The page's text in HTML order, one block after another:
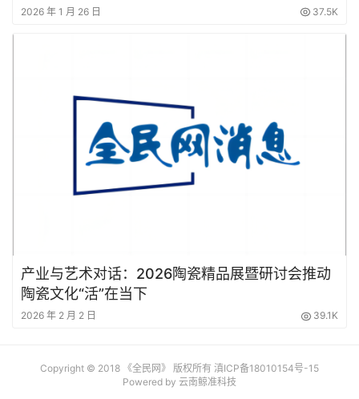
2026 年 1 月 26 日 37.5K
产业与艺术对话：2026陶瓷精品展暨研讨会推动
陶瓷文化“活”在当下
2026 年 2 月 2 日 39.1K
Copyright © 2018 《全民网》 版权所有 滇ICP备18010154号-15
Powered by 云南鲸准科技